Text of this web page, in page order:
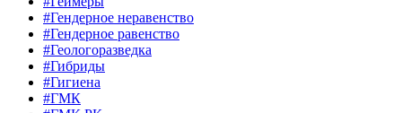
#Гендерное неравенство
#Гендерное равенство
#Геологоразведка
#Гибриды
#Гигиена
#ГМК